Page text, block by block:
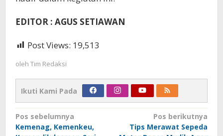
EDITOR : AGUS SETIAWAN
Post Views: 19,513
oleh Tim Redaksi
Ikuti Kami Pada
Navigasi
pos
Pos sebelumnya
Kemenag, Kemenkeu,
Pos berikutnya
Tips Merawat Sepeda